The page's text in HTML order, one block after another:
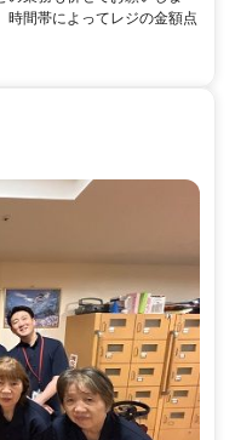
時間帯によってレジの金額点